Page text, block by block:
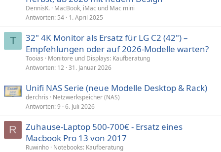
DennisK. MacBook, iMac und Mac mini
Antworten 54 1. April 2025
T
32" 4K Monitor als Ersatz für LG C2 (42") –
Empfehlungen oder auf 2026-Modelle warten?
Tooias
Monitore und Displays: Kaufberatung
Antworten 12 31. Januar 2026
Unifi NAS Serie (neue Modelle Desktop & Rack)
derchris
Netzwerkspeicher (NAS)
Antworten 9 6. Juli 2026
R
Zuhause-Laptop 500-700€ - Ersatz eines
Macbook Pro 13 von 2017
Ruwinho Notebooks: Kaufberatung